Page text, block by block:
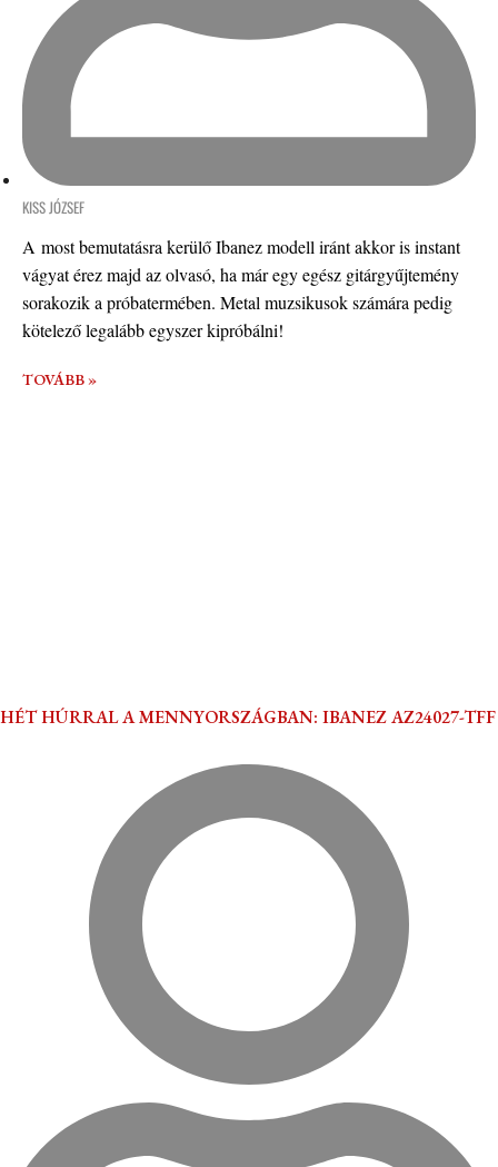
KISS JÓZSEF
A most bemutatásra kerülő Ibanez modell iránt akkor is instant
vágyat érez majd az olvasó, ha már egy egész gitárgyűjtemény
sorakozik a próbatermében. Metal muzsikusok számára pedig
kötelező legalább egyszer kipróbálni!
TOVÁBB »
HÉT HÚRRAL A MENNYORSZÁGBAN: IBANEZ AZ24027-TFF